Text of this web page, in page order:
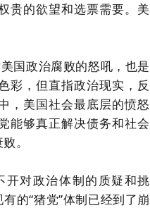
贵的欲望和选票需要。美
国政治腐败的怒吼，也是
彩，但直指政治现实，反
，美国社会最底层的愤怒
能够真正解决债务和社会
。
对政治体制的质疑和挑
的“猪党”体制已经到了崩